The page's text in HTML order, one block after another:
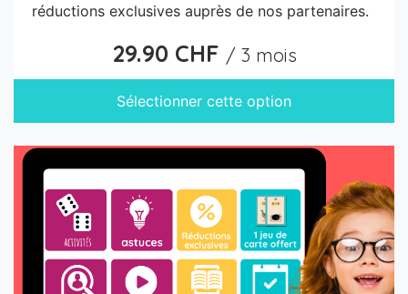
réductions exclusives auprès de nos partenaires.
29.90 CHF / 3 mois
Sélectionner cette option